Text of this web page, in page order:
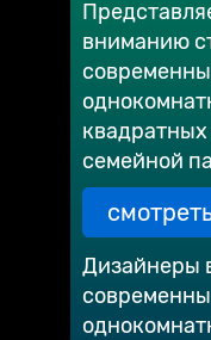
вниманию
семейной
Дизайнеры